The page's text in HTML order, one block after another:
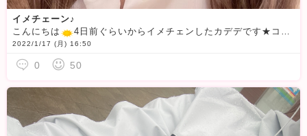
イメチェーン♪
こんにちは
4日前ぐらいからイメチェンしたカデデです★ココ1週間は全然55にログインできなかった〜(´；ω；｀)親知らず抜いて痛くて喋れなかったり
2022/1/17 (月) 16:50
0 50